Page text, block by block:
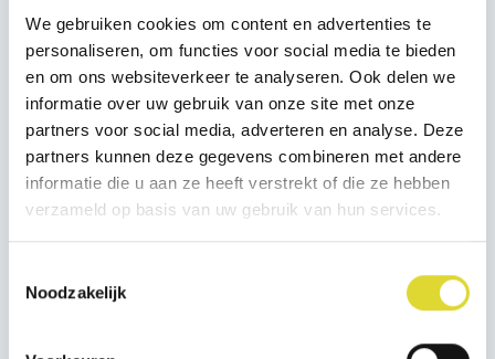
We gebruiken cookies om content en advertenties te
personaliseren, om functies voor social media te bieden
en om ons websiteverkeer te analyseren. Ook delen we
informatie over uw gebruik van onze site met onze
partners voor social media, adverteren en analyse. Deze
partners kunnen deze gegevens combineren met andere
informatie die u aan ze heeft verstrekt of die ze hebben
verzameld op basis van uw gebruik van hun services.
Noodzakelijk
zeker even weten. De keuken is tot 20.00 uur geopend
voor diner. In verband met de drukte kunt u uw huisdier
niet meenemen.
Aanvang kinderbingo 16.00 uur in ’t Hartje.
Aanvang volwassenenbingo 21.00 uur in ’t Hartje.
Volg ons op deSocials